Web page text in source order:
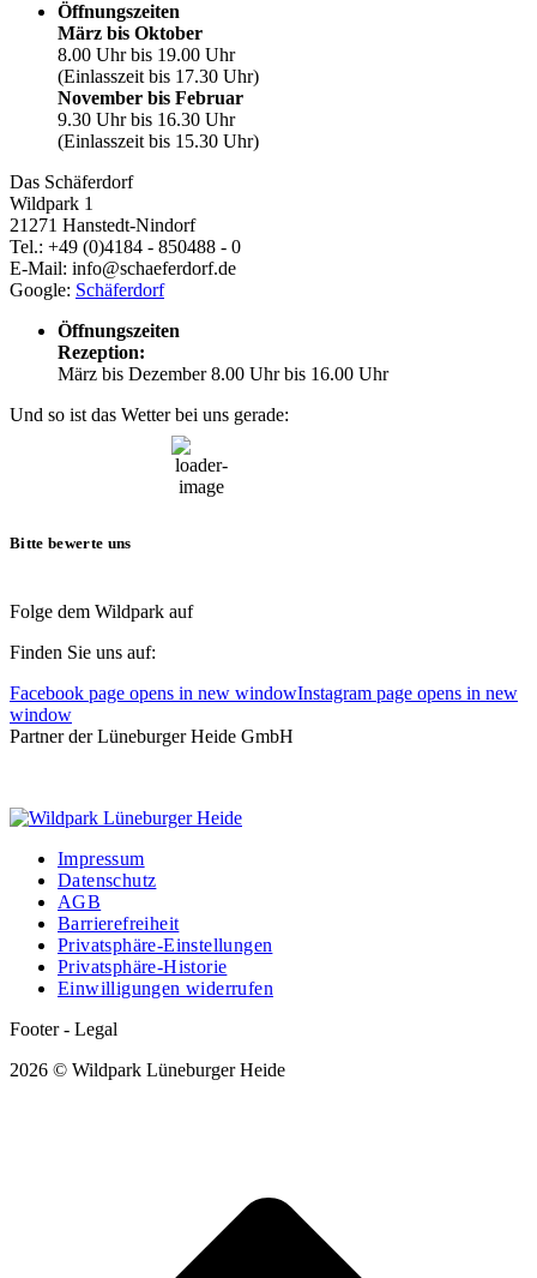
Öffnungszeiten
März bis Oktober
8.00 Uhr bis 19.00 Uhr
(Einlasszeit bis 17.30 Uhr)
November bis Februar
9.30 Uhr bis 16.30 Uhr
(Einlasszeit bis 15.30 Uhr)
Das Schäferdorf
Wildpark 1
21271 Hanstedt-Nindorf
Tel.: +49 (0)4184 - 850488 - 0
E-Mail: info@schaeferdorf.de
Google: Schäferdorf
Öffnungszeiten
Rezeption:
März bis Dezember 8.00 Uhr bis 16.00 Uhr
Und so ist das Wetter bei uns gerade:
9. August, 2026
26°C
Bitte bewerte uns
Folge dem Wildpark auf
Finden Sie uns auf:
Facebook page opens in new windowInstagram page opens in new
window
Partner der Lüneburger Heide GmbH
Impressum
Datenschutz
AGB
Barrierefreiheit
Privatsphäre-Einstellungen
Privatsphäre-Historie
Einwilligungen widerrufen
Footer - Legal
2026 © Wildpark Lüneburger Heide